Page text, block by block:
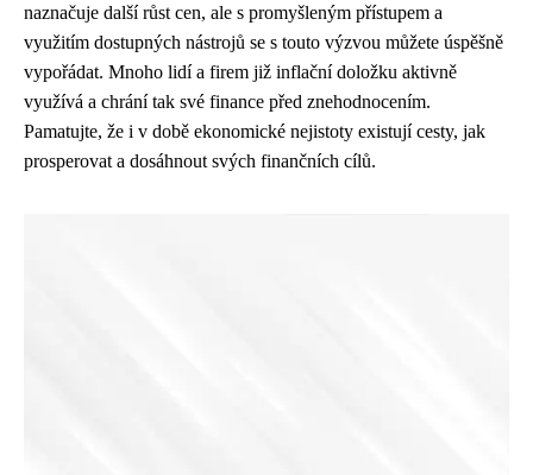
naznačuje další růst cen, ale s promyšleným přístupem a
využitím dostupných nástrojů se s touto výzvou můžete úspěšně
vypořádat. Mnoho lidí a firem již inflační doložku aktivně
využívá a chrání tak své finance před znehodnocením.
Pamatujte, že i v době ekonomické nejistoty existují cesty, jak
prosperovat a dosáhnout svých finančních cílů.